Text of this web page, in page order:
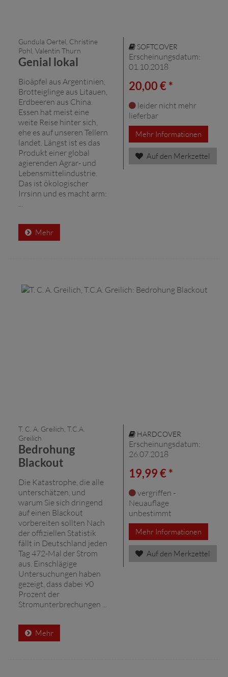
Gundula Oertel, Christine
Pohl, Valentin Thurn
Genial lokal
Bioäpfel aus Argentinien,
Brotteiglinge aus Litauen,
Erdbeeren aus China.
Essen hat meist eine
weite Reise hinter sich,
ehe es auf unseren Tellern
landet. Längst ist es das
Produkt einer global
agierenden Agrar- und
Lebensmittelindustrie.
Das ist ökologischer
Irrsinn und es macht arm:
Mehr
SOFTCOVER
Erscheinungsdatum:
01.10.2018
20,00 € *
leider nicht mehr
lieferbar
Mehr Informationen
Auf den Merkzettel
T. C. A. Greilich, T.C.A.
Greilich
Bedrohung
Blackout
Die Katastrophe, die alle
unterschätzen, und
warum Sie sich dringend
auf einen Blackout
vorbereiten sollten Nach
der offiziellen Statistik
fällt in Deutschland jeden
Tag 472-Mal der Strom
aus. Einschlägige
Untersuchungen haben
gezeigt, dass dabei 90
Prozent der
Stromunterbrechungen ...
Mehr
HARDCOVER
Erscheinungsdatum:
26.07.2018
19,99 € *
vergriffen -
Neuauflage
unbestimmt
Mehr Informationen
Auf den Merkzettel